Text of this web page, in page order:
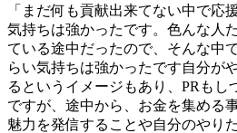
「まだ何も貢献出来てない中で応
気持ちは強かったです。色んな人
ている途中だったので、そんな中
らい気持ちは強かったです自分が
るというイメージもあり、PRもし
ですが、途中から、お金を集める
魅力を発信することや自分のやり